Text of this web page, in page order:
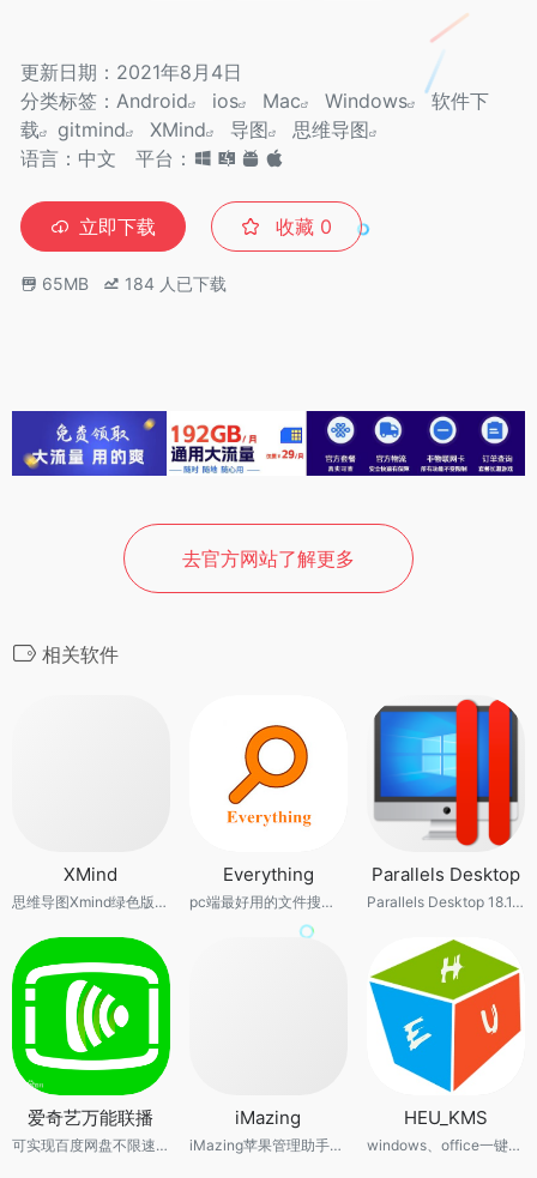
更新日期：2021年8月4日
分类标签： Android ios Mac Windows
软件下
载
gitmind XMind 导图
思维导图
语言：中文
平台：
立即下载 收藏 0
65MB 184 人已下载
去官方网站了解更多
相关软件
XMind
思维导图Xmind绿色版，无需解释。
Everything
pc端最好用的文件搜索工具，没有之一。
Parallels Desktop
Parallels Desktop 18.1.1(53328) 永久授权版
爱奇艺万能联播
可实现百度网盘不限速下载
iMazing
iMazing苹果管理助手，管理您的iPhone。
HEU_KMS
windows、office一键激活工具